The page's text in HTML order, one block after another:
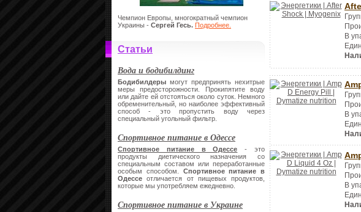
Чемпион Европы, многократный чемпион
Украины - Сергей Гесь. Подробнее.
Статьи
Вода и бодибилдинг
Бодибилдеры могут предпринять нехитрые
меры предосторожности. Прокипятите воду
или дайте ей отстояться около суток. Немного
обременительный, но наиболее эффективный
способ - это пропустить воду через
специальный угольный фильтр.
Спортивное питание в Одессе
Спортивное питание в Одессе - это
продукты диетического назначения со
специальным составом или переработанные
особым способом. Спортивное питание в
Одессе отличается от пищевых продуктов,
которые мы употребляем ежедневно.
Спортивное питание в Украине
В
В
В